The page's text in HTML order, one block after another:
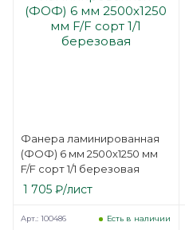
Фанера ламинированная
(ФОФ) 6 мм 2500х1250 мм
F/F сорт 1/1 березовая
1 705 ₽/лист
Есть в наличии
Арт.: 100486